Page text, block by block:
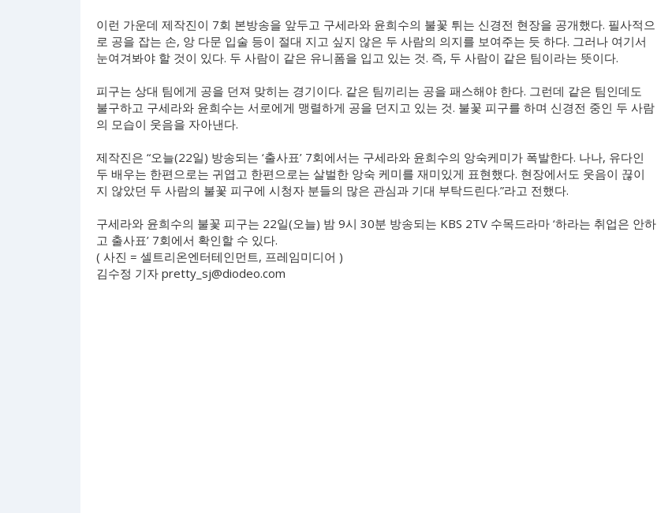
이런 가운데 제작진이 7회 본방송을 앞두고 구세라와 윤희수의 불꽃 튀는 신경전 현장을 공개했다. 필사적으
로 공을 잡는 손, 앙 다문 입술 등이 절대 지고 싶지 않은 두 사람의 의지를 보여주는 듯 하다. 그러나 여기서
눈여겨봐야 할 것이 있다. 두 사람이 같은 유니폼을 입고 있는 것. 즉, 두 사람이 같은 팀이라는 뜻이다.
피구는 상대 팀에게 공을 던져 맞히는 경기이다. 같은 팀끼리는 공을 패스해야 한다. 그런데 같은 팀인데도
불구하고 구세라와 윤희수는 서로에게 맹렬하게 공을 던지고 있는 것. 불꽃 피구를 하며 신경전 중인 두 사람
의 모습이 웃음을 자아낸다.
제작진은 “오늘(22일) 방송되는 ‘출사표’ 7회에서는 구세라와 윤희수의 앙숙케미가 폭발한다. 나나, 유다인
두 배우는 한편으로는 귀엽고 한편으로는 살벌한 앙숙 케미를 재미있게 표현했다. 현장에서도 웃음이 끊이
지 않았던 두 사람의 불꽃 피구에 시청자 분들의 많은 관심과 기대 부탁드린다.”라고 전했다.
구세라와 윤희수의 불꽃 피구는 22일(오늘) 밤 9시 30분 방송되는 KBS 2TV 수목드라마 ‘하라는 취업은 안하
고 출사표’ 7회에서 확인할 수 있다.
( 사진 = 셀트리온엔터테인먼트, 프레임미디어 )
김수정 기자 pretty_sj@diodeo.com